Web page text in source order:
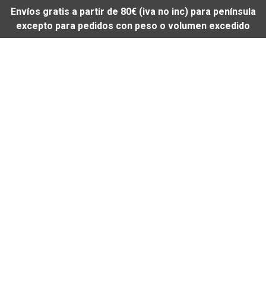
Envíos gratis a partir de 80€ (iva no inc) para península
excepto para pedidos con peso o volumen excedido